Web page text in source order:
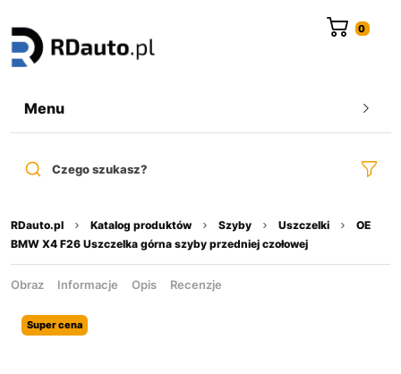
Menu
Czego szukasz?
RDauto.pl Katalog produktów Szyby Uszczelki
OE
BMW X4 F26 Uszczelka górna szyby przedniej czołowej
Obraz Informacje Opis Recenzje
Super cena